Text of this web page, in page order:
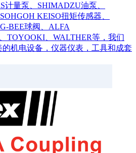
计量泵、SHIMADZU油泵、
KEISO扭矩传感器、
BEE球阀、ALFA
TOYOOKI、WALTHER等，我们
机电设备，仪器仪表，工具和成套